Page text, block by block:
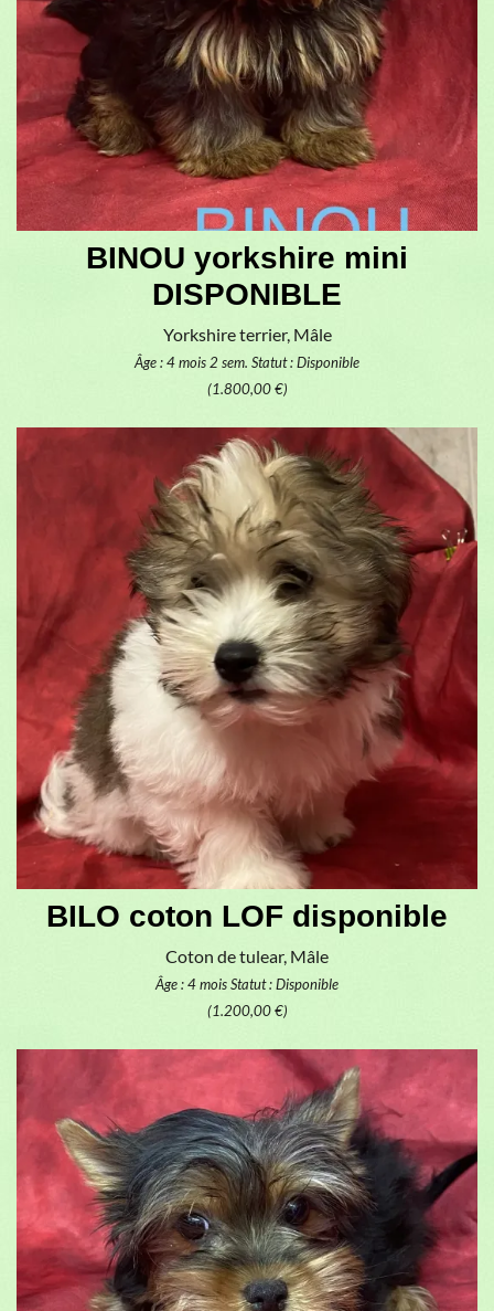
BINOU yorkshire mini
DISPONIBLE
Yorkshire terrier, Mâle
Âge : 4 mois 2 sem. Statut : Disponible
(1.800,00 €)
BILO coton LOF disponible
Coton de tulear, Mâle
Âge : 4 moisStatut : Disponible
(1.200,00 €)